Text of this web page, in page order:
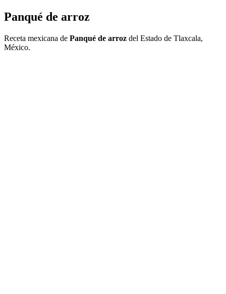
Panqué de arroz
Receta mexicana de Panqué de arroz del Estado de Tlaxcala,
México.